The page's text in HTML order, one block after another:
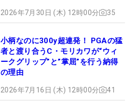
2026年7月30日 (木) 12時00分 35
小柄なのに300y超連発！ PGAの猛
者と渡り合うC・モリカワが“ウィ
ークグリップ”と”掌屈”を行う納得
の理由
2026年7月16日 (木) 12時00分 41